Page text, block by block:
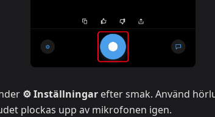
⚙ Inställningar efter smak. Använd
plockas upp av mikrofonen igen.